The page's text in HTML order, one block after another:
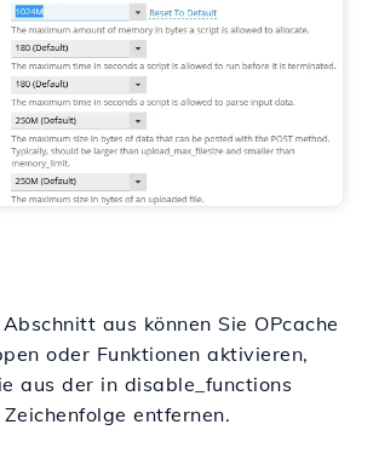
aus können Sie OPcache
oder Funktionen aktivieren,
aus der in disable_functions
entfernen.